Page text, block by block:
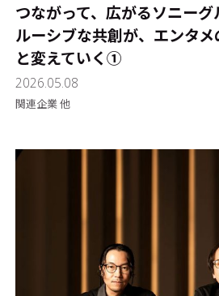
つながって、広がる――ソニー
ルーシブな共創が、エンタ
と変えていく①
2026.05.08
関連企業 他